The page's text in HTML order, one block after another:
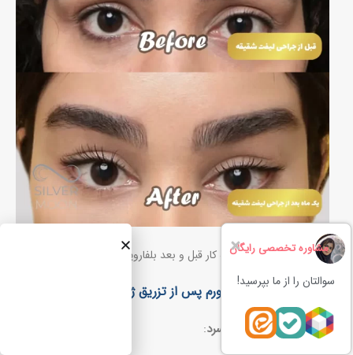
نمونه کار قبل و بعد بلفاروپلاستی
اقدامات برای کاهش ورم پس از تزریق ژل به شقیقه:
استفاده از کمپرس سرد:
مشاوره تخصصی رایگان
سوالتان را از ما بپرسید!